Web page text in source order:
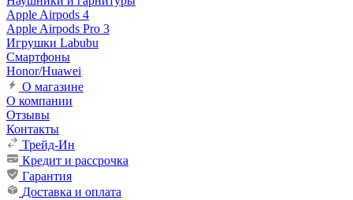
Apple Airpods 4
Apple Airpods Pro 3
Игрушки Labubu
Смартфоны
Honor/Huawei
О магазине
О компании
Отзывы
Контакты
Трейд-Ин
Кредит и рассрочка
Гарантия
Доставка и оплата